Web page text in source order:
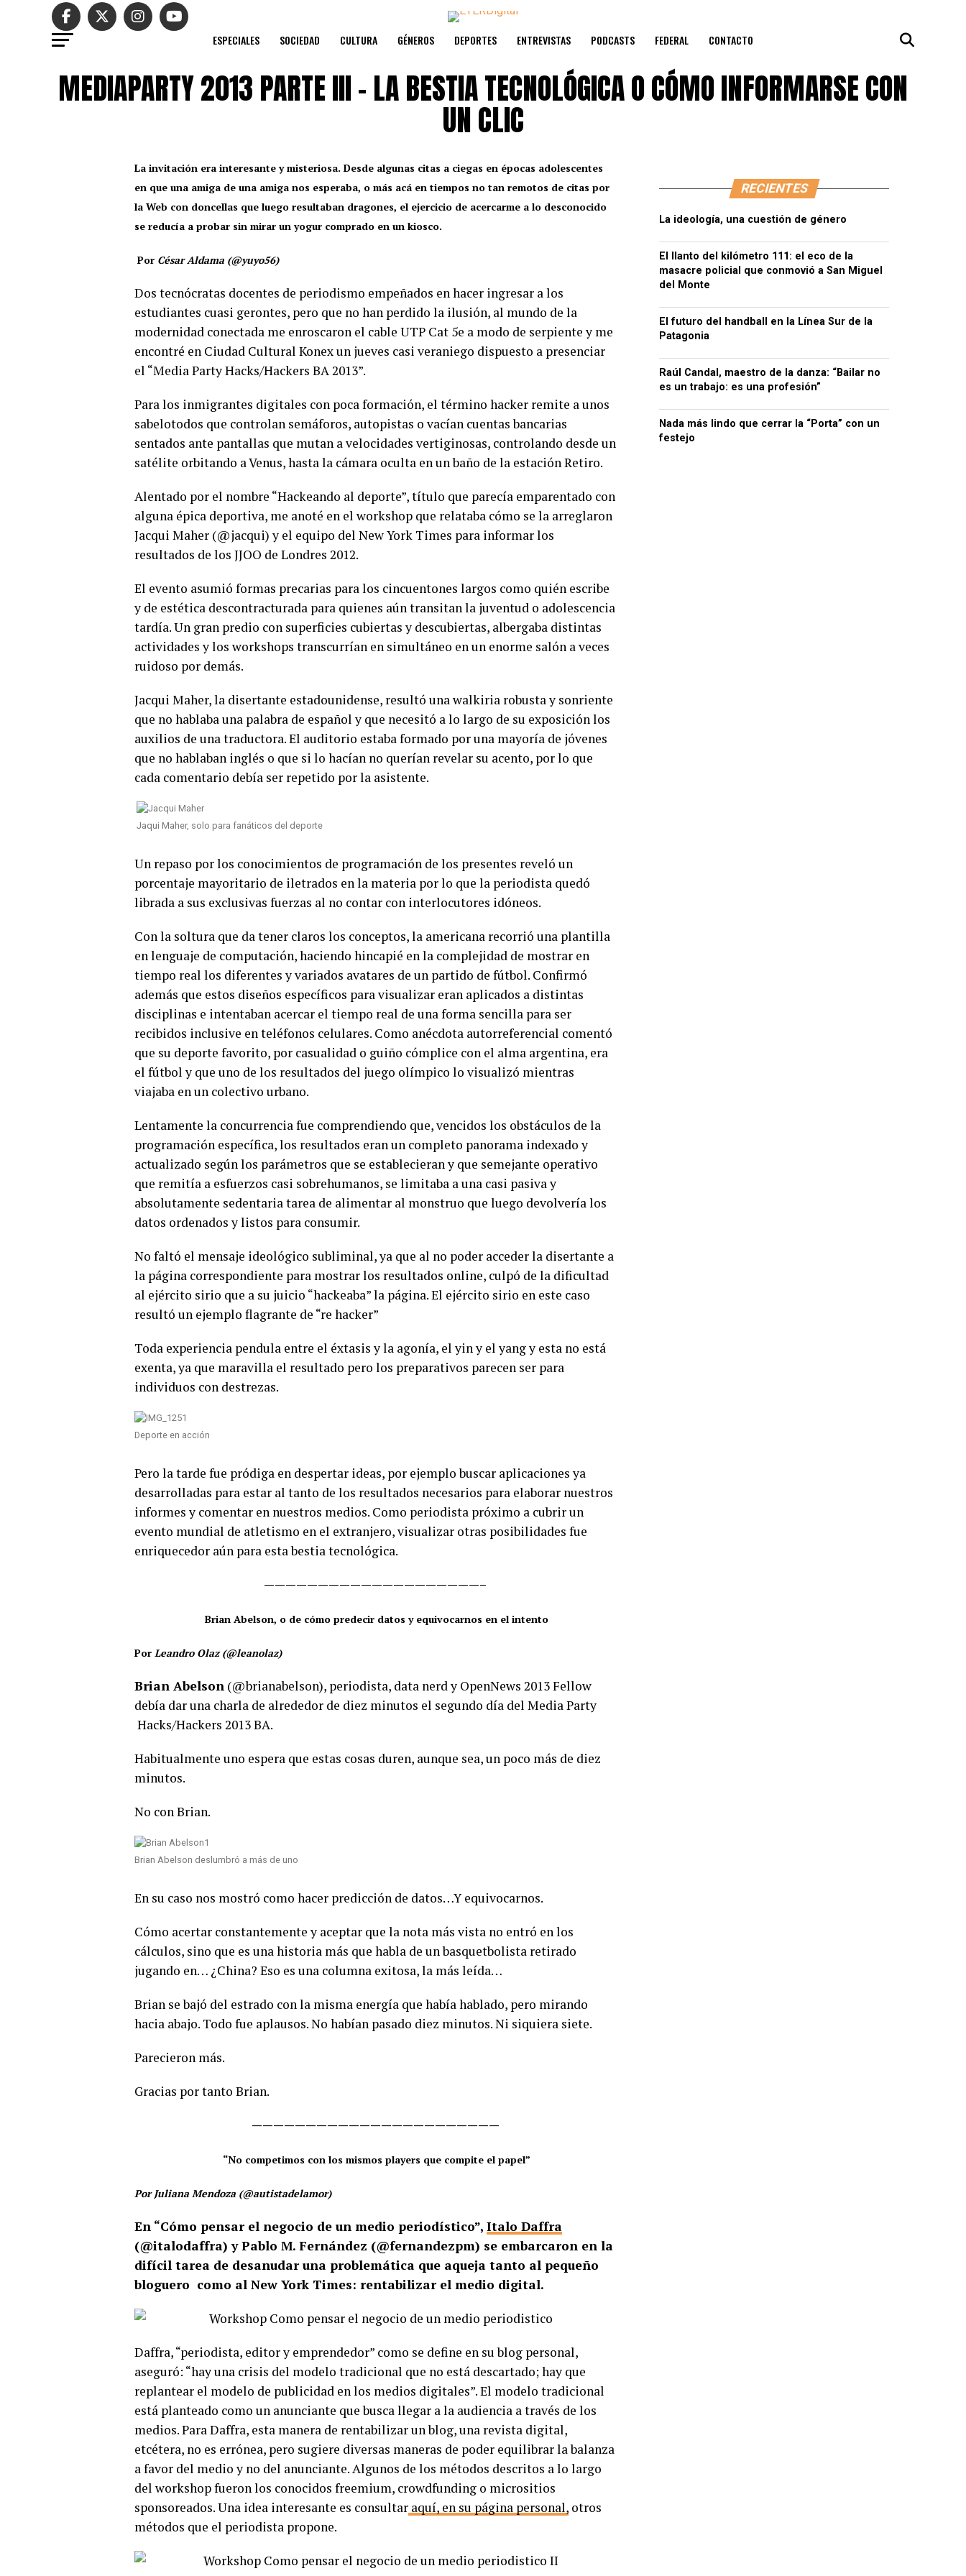
ESPECIALES SOCIEDAD CULTURA GÉNEROS DEPORTES ENTREVISTAS PODCASTS FEDERAL CONTACTO
MEDIAPARTY 2013 PARTE III – LA BESTIA TECNOLÓGICA O CÓMO INFORMARSE CON
UN CLIC
La invitación era interesante y misteriosa. Desde algunas citas a ciegas en épocas adolescentes
en que una amiga de una amiga nos esperaba, o más acá en tiempos no tan remotos de citas por
la Web con doncellas que luego resultaban dragones, el ejercicio de acercarme a lo desconocido
se reducía a probar sin mirar un yogur comprado en un kiosco.
Por César Aldama (@yuyo56)
Dos tecnócratas docentes de periodismo empeñados en hacer ingresar a los
estudiantes cuasi gerontes, pero que no han perdido la ilusión, al mundo de la
modernidad conectada me enroscaron el cable UTP Cat 5e a modo de serpiente y me
encontré en Ciudad Cultural Konex un jueves casi veraniego dispuesto a presenciar
el “Media Party Hacks/Hackers BA 2013”.
Para los inmigrantes digitales con poca formación, el término hacker remite a unos
sabelotodos que controlan semáforos, autopistas o vacían cuentas bancarias
sentados ante pantallas que mutan a velocidades vertiginosas, controlando desde un
satélite orbitando a Venus, hasta la cámara oculta en un baño de la estación Retiro.
Alentado por el nombre “Hackeando al deporte”, título que parecía emparentado con
alguna épica deportiva, me anoté en el workshop que relataba cómo se la arreglaron
Jacqui Maher (@jacqui) y el equipo del New York Times para informar los
resultados de los JJOO de Londres 2012.
El evento asumió formas precarias para los cincuentones largos como quién escribe
y de estética descontracturada para quienes aún transitan la juventud o adolescencia
tardía. Un gran predio con superficies cubiertas y descubiertas, albergaba distintas
actividades y los workshops transcurrían en simultáneo en un enorme salón a veces
ruidoso por demás.
Jacqui Maher, la disertante estadounidense, resultó una walkiria robusta y sonriente
que no hablaba una palabra de español y que necesitó a lo largo de su exposición los
auxilios de una traductora. El auditorio estaba formado por una mayoría de jóvenes
que no hablaban inglés o que si lo hacían no querían revelar su acento, por lo que
cada comentario debía ser repetido por la asistente.
Jaqui Maher, solo para fanáticos del deporte
Un repaso por los conocimientos de programación de los presentes reveló un
porcentaje mayoritario de iletrados en la materia por lo que la periodista quedó
librada a sus exclusivas fuerzas al no contar con interlocutores idóneos.
Con la soltura que da tener claros los conceptos, la americana recorrió una plantilla
en lenguaje de computación, haciendo hincapié en la complejidad de mostrar en
tiempo real los diferentes y variados avatares de un partido de fútbol. Confirmó
además que estos diseños específicos para visualizar eran aplicados a distintas
disciplinas e intentaban acercar el tiempo real de una forma sencilla para ser
recibidos inclusive en teléfonos celulares. Como anécdota autorreferencial comentó
que su deporte favorito, por casualidad o guiño cómplice con el alma argentina, era
el fútbol y que uno de los resultados del juego olímpico lo visualizó mientras
viajaba en un colectivo urbano.
Lentamente la concurrencia fue comprendiendo que, vencidos los obstáculos de la
programación específica, los resultados eran un completo panorama indexado y
actualizado según los parámetros que se establecieran y que semejante operativo
que remitía a esfuerzos casi sobrehumanos, se limitaba a una casi pasiva y
absolutamente sedentaria tarea de alimentar al monstruo que luego devolvería los
datos ordenados y listos para consumir.
No faltó el mensaje ideológico subliminal, ya que al no poder acceder la disertante a
la página correspondiente para mostrar los resultados online, culpó de la dificultad
al ejército sirio que a su juicio “hackeaba” la página. El ejército sirio en este caso
resultó un ejemplo flagrante de “re hacker”
Toda experiencia pendula entre el éxtasis y la agonía, el yin y el yang y esta no está
exenta, ya que maravilla el resultado pero los preparativos parecen ser para
individuos con destrezas.
Deporte en acción
Pero la tarde fue pródiga en despertar ideas, por ejemplo buscar aplicaciones ya
desarrolladas para estar al tanto de los resultados necesarios para elaborar nuestros
informes y comentar en nuestros medios. Como periodista próximo a cubrir un
evento mundial de atletismo en el extranjero, visualizar otras posibilidades fue
enriquecedor aún para esta bestia tecnológica.
————————————————————–
Brian Abelson, o de cómo predecir datos y equivocarnos en el intento
Por Leandro Olaz (@leanolaz)
Brian Abelson (@brianabelson), periodista, data nerd y OpenNews 2013 Fellow
debía dar una charla de alrededor de diez minutos el segundo día del Media Party
Hacks/Hackers 2013 BA.
Habitualmente uno espera que estas cosas duren, aunque sea, un poco más de diez
minutos.
No con Brian.
Brian Abelson deslumbró a más de uno
En su caso nos mostró como hacer predicción de datos…Y equivocarnos.
Cómo acertar constantemente y aceptar que la nota más vista no entró en los
cálculos, sino que es una historia más que habla de un basquetbolista retirado
jugando en… ¿China? Eso es una columna exitosa, la más leída…
Brian se bajó del estrado con la misma energía que había hablado, pero mirando
hacia abajo. Todo fue aplausos. No habían pasado diez minutos. Ni siquiera siete.
Parecieron más.
Gracias por tanto Brian.
———————————————————————
“No competimos con los mismos players que compite el papel”
Por Juliana Mendoza (@autistadelamor)
En “Cómo pensar el negocio de un medio periodístico”, Italo Daffra
(@italodaffra) y Pablo M. Fernández (@fernandezpm) se embarcaron en la
difícil tarea de desanudar una problemática que aqueja tanto al pequeño
bloguero como al New York Times: rentabilizar el medio digital.
Daffra, “periodista, editor y emprendedor” como se define en su blog personal,
aseguró: “hay una crisis del modelo tradicional que no está descartado; hay que
replantear el modelo de publicidad en los medios digitales”. El modelo tradicional
está planteado como un anunciante que busca llegar a la audiencia a través de los
medios. Para Daffra, esta manera de rentabilizar un blog, una revista digital,
etcétera, no es errónea, pero sugiere diversas maneras de poder equilibrar la balanza
a favor del medio y no del anunciante. Algunos de los métodos descritos a lo largo
del workshop fueron los conocidos freemium, crowdfunding o micrositios
sponsoreados. Una idea interesante es consultar aquí, en su página personal, otros
métodos que el periodista propone.
RECIENTES
La ideología, una cuestión de género
El llanto del kilómetro 111: el eco de la
masacre policial que conmovió a San Miguel
del Monte
El futuro del handball en la Línea Sur de la
Patagonia
Raúl Candal, maestro de la danza: “Bailar no
es un trabajo: es una profesión”
Nada más lindo que cerrar la “Porta” con un
festejo